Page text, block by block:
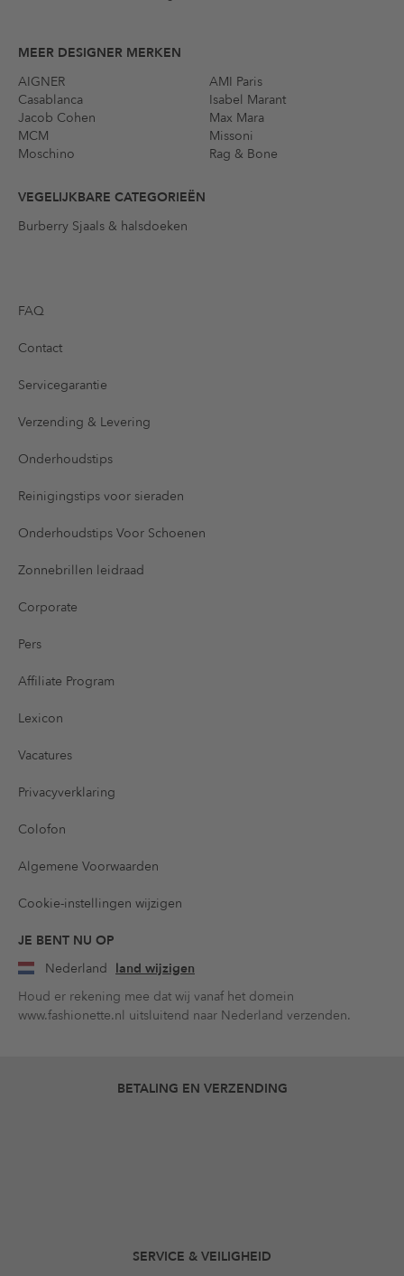
MEER DESIGNER MERKEN
AIGNER
AMI Paris
Casablanca
Isabel Marant
Jacob Cohen
Max Mara
MCM
Missoni
Moschino
Rag & Bone
VEGELIJKBARE CATEGORIEËN
Burberry Sjaals & halsdoeken
FAQ
Contact
Servicegarantie
Verzending & Levering
Onderhoudstips
Reinigingstips voor sieraden
Onderhoudstips Voor Schoenen
Zonnebrillen leidraad
Corporate
Pers
Affiliate Program
Lexicon
Vacatures
Privacyverklaring
Colofon
Algemene Voorwaarden
Cookie-instellingen wijzigen
JE BENT NU OP
Nederland land wijzigen
Houd er rekening mee dat wij vanaf het domein
www.fashionette.nl uitsluitend naar Nederland verzenden.
BETALING EN VERZENDING
SERVICE & VEILIGHEID